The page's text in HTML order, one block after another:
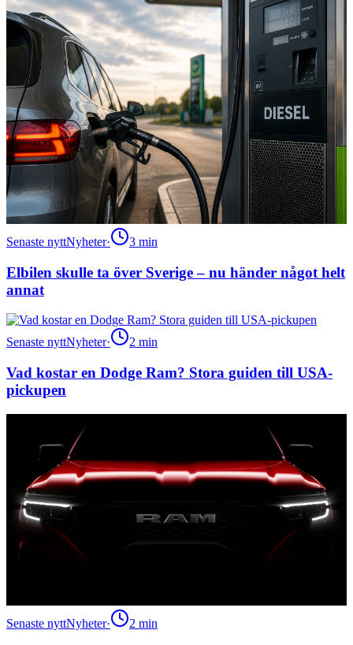
Senaste nyttNyheter· 3 min
Elbilen skulle ta över Sverige – nu händer något helt
annat
Senaste nyttNyheter· 2 min
Vad kostar en Dodge Ram? Stora guiden till USA-
pickupen
Senaste nyttNyheter· 2 min